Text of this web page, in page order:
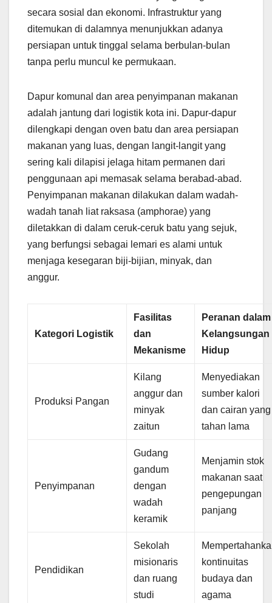
secara sosial dan ekonomi. Infrastruktur yang
ditemukan di dalamnya menunjukkan adanya
persiapan untuk tinggal selama berbulan-bulan
tanpa perlu muncul ke permukaan.
Dapur komunal dan area penyimpanan makanan
adalah jantung dari logistik kota ini. Dapur-dapur
dilengkapi dengan oven batu dan area persiapan
makanan yang luas, dengan langit-langit yang
sering kali dilapisi jelaga hitam permanen dari
penggunaan api memasak selama berabad-abad.
Penyimpanan makanan dilakukan dalam wadah-
wadah tanah liat raksasa (amphorae) yang
diletakkan di dalam ceruk-ceruk batu yang sejuk,
yang berfungsi sebagai lemari es alami untuk
menjaga kesegaran biji-bijian, minyak, dan
anggur.
Kategori Logistik
Fasilitas
dan
Mekanisme
Peranan dalam
Kelangsungan
Hidup
Produksi Pangan
Kilang
anggur dan
minyak
zaitun
Menyediakan
sumber kalori
dan cairan yang
tahan lama
Penyimpanan
Gudang
gandum
dengan
wadah
keramik
Menjamin stok
makanan saat
pengepungan
panjang
Pendidikan
Sekolah
misionaris
dan ruang
studi
kontinuitas
budaya dan
agama